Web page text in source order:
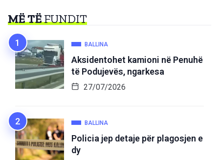
MË TËFUNDIT
BALLINA
Aksidentohet kamioni në Penuhë
të Podujevës, ngarkesa
27/07/2026
BALLINA
Policia jep detaje për plagosjen e
dy